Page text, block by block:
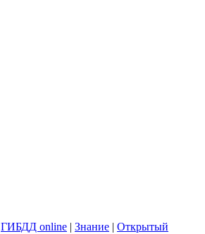
ГИБДД online | Знание | Открытый